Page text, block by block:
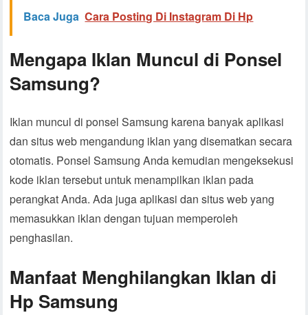
Baca Juga Cara Posting Di Instagram Di Hp
Mengapa Iklan Muncul di Ponsel
Samsung?
Iklan muncul di ponsel Samsung karena banyak aplikasi
dan situs web mengandung iklan yang disematkan secara
otomatis. Ponsel Samsung Anda kemudian mengeksekusi
kode iklan tersebut untuk menampilkan iklan pada
perangkat Anda. Ada juga aplikasi dan situs web yang
memasukkan iklan dengan tujuan memperoleh
penghasilan.
Manfaat Menghilangkan Iklan di
Hp Samsung